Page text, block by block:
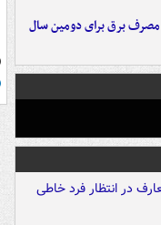
مصرف برق برای دومین سال